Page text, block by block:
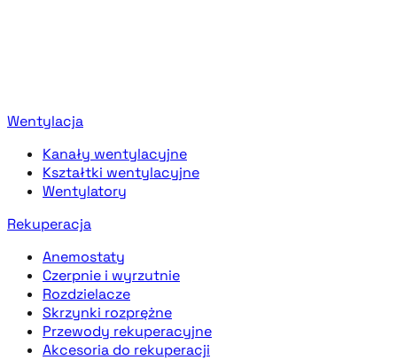
Wentylacja
Kanały wentylacyjne
Kształtki wentylacyjne
Wentylatory
Rekuperacja
Anemostaty
Czerpnie i wyrzutnie
Rozdzielacze
Skrzynki rozprężne
Przewody rekuperacyjne
Akcesoria do rekuperacji